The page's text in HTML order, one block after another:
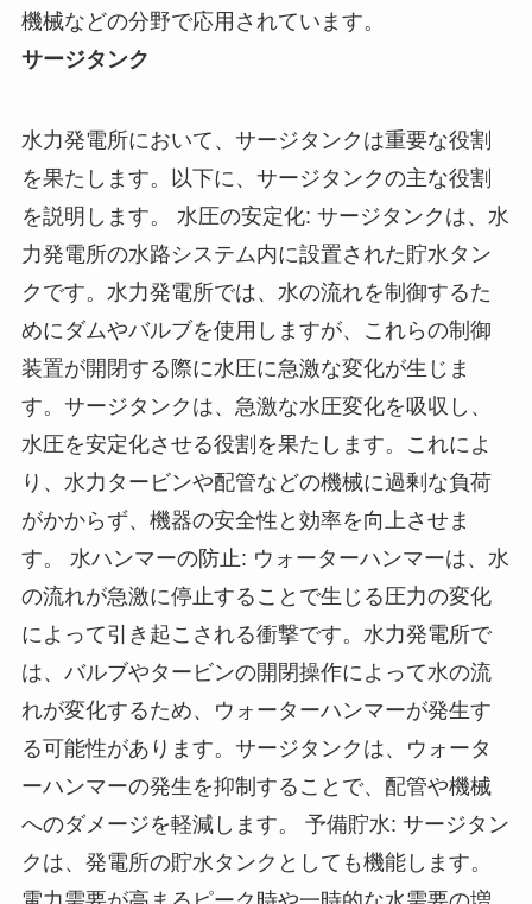
機械などの分野で応用されています。
サージタンク
水力発電所において、サージタンクは重要な役割
を果たします。以下に、サージタンクの主な役割
を説明します。 水圧の安定化: サージタンクは、水
力発電所の水路システム内に設置された貯水タン
クです。水力発電所では、水の流れを制御するた
めにダムやバルブを使用しますが、これらの制御
装置が開閉する際に水圧に急激な変化が生じま
す。サージタンクは、急激な水圧変化を吸収し、
水圧を安定化させる役割を果たします。これによ
り、水力タービンや配管などの機械に過剰な負荷
がかからず、機器の安全性と効率を向上させま
す。 水ハンマーの防止: ウォーターハンマーは、水
の流れが急激に停止することで生じる圧力の変化
によって引き起こされる衝撃です。水力発電所で
は、バルブやタービンの開閉操作によって水の流
れが変化するため、ウォーターハンマーが発生す
る可能性があります。サージタンクは、ウォータ
ーハンマーの発生を抑制することで、配管や機械
へのダメージを軽減します。 予備貯水: サージタン
クは、発電所の貯水タンクとしても機能します。